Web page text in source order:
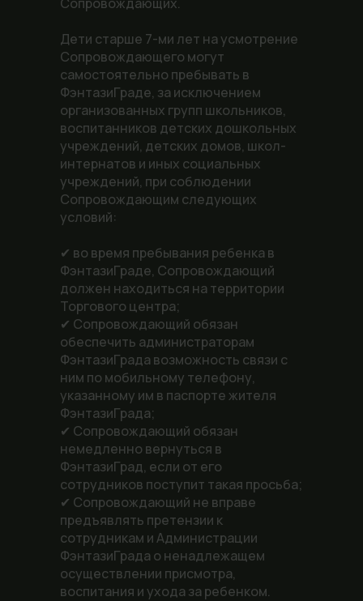
Дети старше 7-ми лет на усмотрение
Сопровождающего могут
самостоятельно пребывать в
ФэнтазиГраде, за исключением
организованных групп школьников,
воспитанников детских дошкольных
учреждений, детских домов, школ-
интернатов и иных социальных
учреждений, при соблюдении
Сопровождающим следующих
условий:
✔ во время пребывания ребенка в
ФэнтазиГраде, Сопровождающий
должен находиться на территории
Торгового центра;
✔ Сопровождающий обязан
обеспечить администраторам
ФэнтазиГрада возможность связи с
ним по мобильному телефону,
указанному им в паспорте жителя
ФэнтазиГрада;
✔ Сопровождающий обязан
немедленно вернуться в
ФэнтазиГрад, если от его
сотрудников поступит такая просьба;
✔ Сопровождающий не вправе
предъявлять претензии к
сотрудникам и Администрации
ФэнтазиГрада о ненадлежащем
осуществлении присмотра,
воспитания и ухода за ребенком.